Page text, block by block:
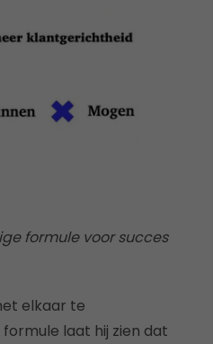
formule voor succes
elkaar te
laat hij zien dat